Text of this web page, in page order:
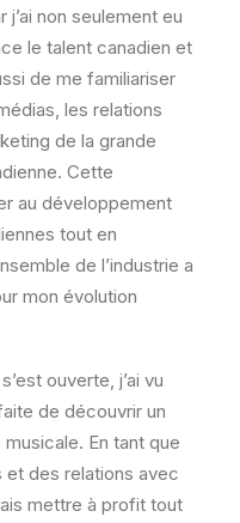
non seulement eu
le talent canadien et
de me familiariser
les relations
de la grande
Cette
au développement
tout en
de l’industrie a
mon évolution
ouverte, j’ai vu
de découvrir un
En tant que
des relations avec
mettre à profit tout